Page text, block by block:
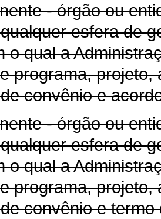
- órgão ou
esfera de
o qual a
programa,
convênio e
- órgão ou
esfera de
o qual a
programa,
convênio e